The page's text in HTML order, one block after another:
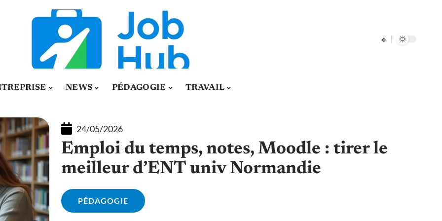
NEWS PÉDAGOGIE TRAVAIL
24/05/2026
Emploi du temps, notes, Moodle : tirer le
meilleur d’ENT univ Normandie
PÉDAGOGIE